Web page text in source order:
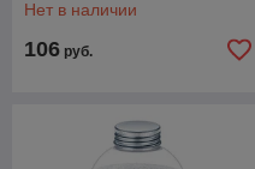
Нет в наличии
106 руб.